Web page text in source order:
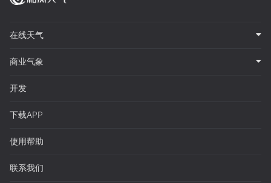
在线天气
商业气象
开发
下载APP
使用帮助
联系我们